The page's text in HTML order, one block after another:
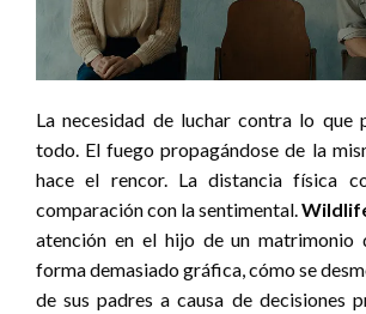
La necesidad de luchar contra lo que
todo. El fuego propagándose de la
hace el rencor. La distancia física
comparación con la sentimental.
atención en el hijo de un matrimonio
forma demasiado gráfica, cómo se
de sus padres a causa de decisiones